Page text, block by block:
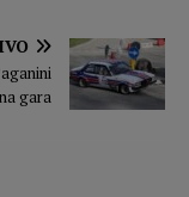
gara